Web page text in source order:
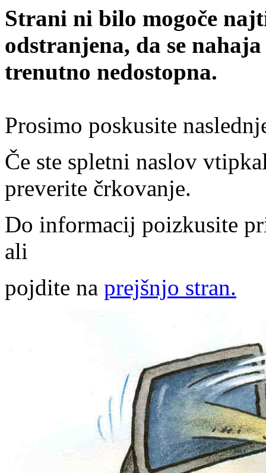
Strani ni bilo mogoče
odstranjena, da se
trenutno nedostopna.
Prosimo poskusite
Če ste spletni naslov
preverite črkovanje.
Do informacij poizkusite
ali
pojdite na prejšnjo stran.